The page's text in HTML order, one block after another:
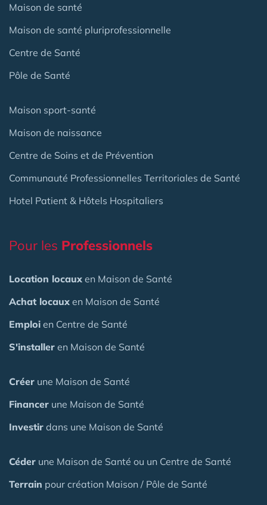
Maison de santé
Maison de santé pluriprofessionnelle
Centre de Santé
Pôle de Santé
Maison sport-santé
Maison de naissance
Centre de Soins et de Prévention
Communauté Professionnelles Territoriales de Santé
Hotel Patient & Hôtels Hospitaliers
Pour les Professionnels
Location locaux en Maison de Santé
Achat locaux en Maison de Santé
Emploi en Centre de Santé
S'installer en Maison de Santé
Créer une Maison de Santé
Financer une Maison de Santé
Investir dans une Maison de Santé
Céder une Maison de Santé ou un Centre de Santé
Terrain pour création Maison / Pôle de Santé